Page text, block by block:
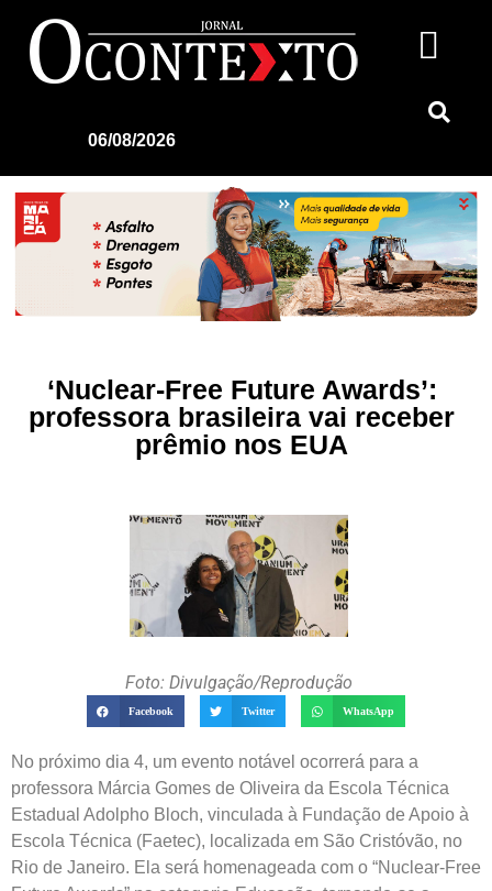
06/08/2026
‘Nuclear-Free Future Awards’:
professora brasileira vai receber
prêmio nos EUA
Foto: Divulgação/Reprodução
Facebook Twitter WhatsApp
No próximo dia 4, um evento notável ocorrerá para a
professora Márcia Gomes de Oliveira da Escola Técnica
Estadual Adolpho Bloch, vinculada à Fundação de Apoio à
Escola Técnica (Faetec), localizada em São Cristóvão, no
Rio de Janeiro. Ela será homenageada com o “Nuclear-Free